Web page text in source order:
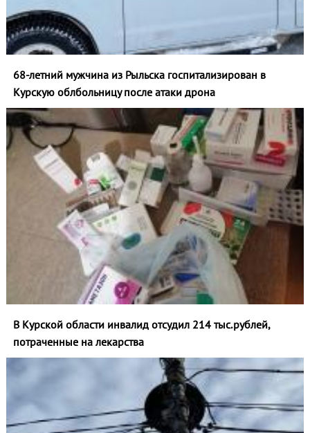
68-летний мужчина из Рыльска госпитализирован в
Курскую облбольницу после атаки дрона
В Курской области инвалид отсудил 214 тыс.рублей,
потраченные на лекарства